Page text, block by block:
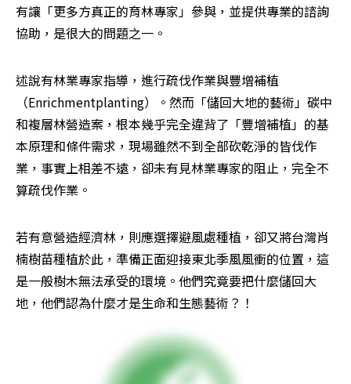
有讓「更多方真正的育林專家」參與，並提供專業的諮詢
協助，是很大的問題之一。
述說有林業專家指導，進行疏伐作業與豐增補植
（Enrichmentplanting）。然而「儲回大地的藝術」碳中
和複層林營造案，根本幾乎完全違背了「豐增補植」的基
本原理和條件需求，現場雖然不到全部砍乾淨的皆伐作
業，事實上相差不遠，卻未有見林業專家的阻止，完全不
算疏伐作業。
若有意營造經濟林，則應選擇避風處種植，卻又將台灣肖
楠樹苗種植於此，準備正面迎接東北季風風衝的位置，這
是一般樹木無法承受的環境。他們究竟要把什麼儲回大
地，他們認為什麼才是生命和生態藝術？！